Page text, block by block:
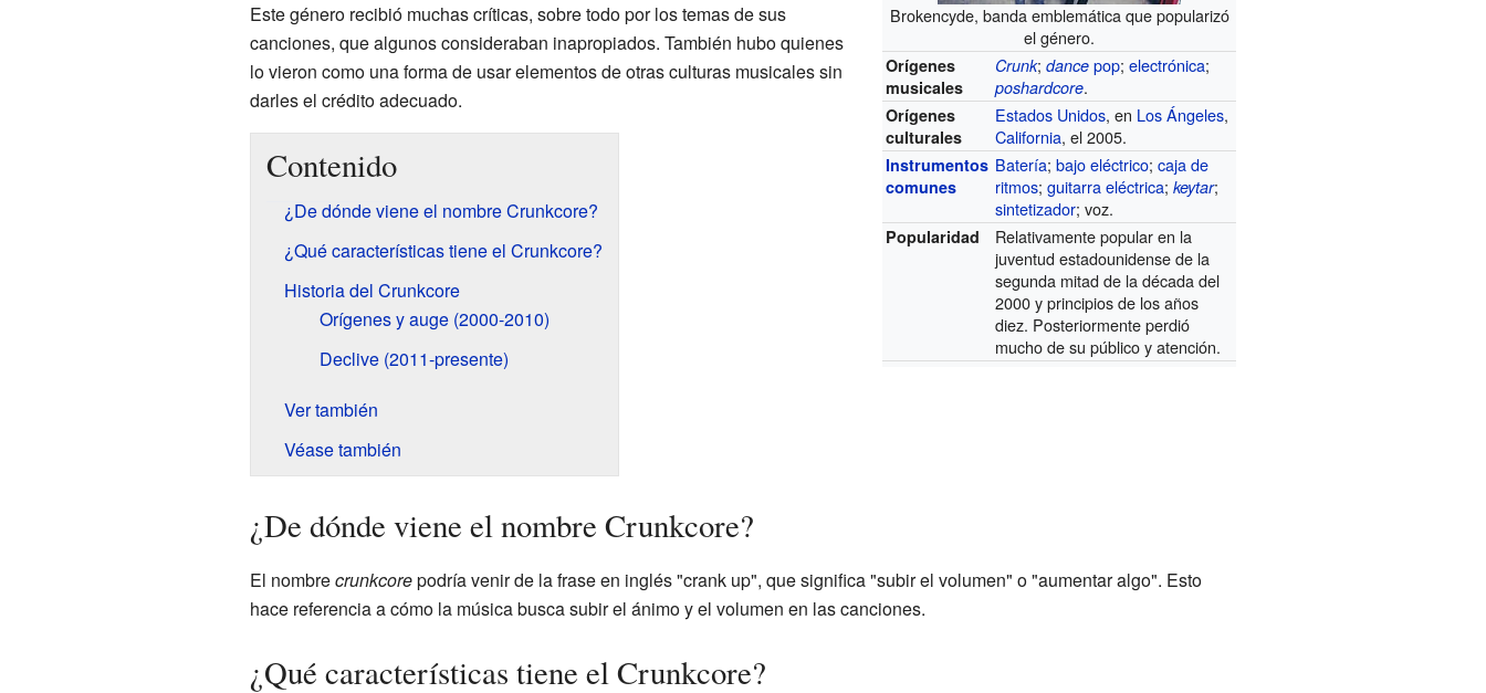
Brokencyde, banda emblemática que popularizó
el género.
Orígenes
musicales
Crunk;dance pop;electrónica;
poshardcore.
Orígenes
culturales
Estados Unidos, en Los Ángeles,
California, el 2005.
Instrumentos
comunes
Batería;bajo eléctrico;caja de
ritmos;guitarra eléctrica;keytar;
sintetizador; voz.
Popularidad
Relativamente popular en la
juventud estadounidense de la
segunda mitad de la década del
2000 y principios de los años
diez. Posteriormente perdió
mucho de su público y atención.
Este género recibió muchas críticas, sobre todo por los temas de sus
canciones, que algunos consideraban inapropiados. También hubo quienes
lo vieron como una forma de usar elementos de otras culturas musicales sin
darles el crédito adecuado.
Contenido
¿De dónde viene el nombre Crunkcore?
¿Qué características tiene el Crunkcore?
Historia del Crunkcore
Orígenes y auge (2000-2010)
Declive (2011-presente)
Ver también
Véase también
¿De dónde viene el nombre Crunkcore?
El nombrecrunkcorepodría venir de la frase en inglés "crank up", que significa "subir el volumen" o "aumentar algo". Esto
hace referencia a cómo la música busca subir el ánimo y el volumen en las canciones.
¿Qué características tiene el Crunkcore?